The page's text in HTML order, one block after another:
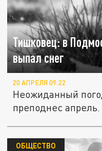
Тишковец: в
выпал снег
20 АПРЕЛЯ 09:22
Неожиданный
преподнес апрель.
ОБЩЕСТВО